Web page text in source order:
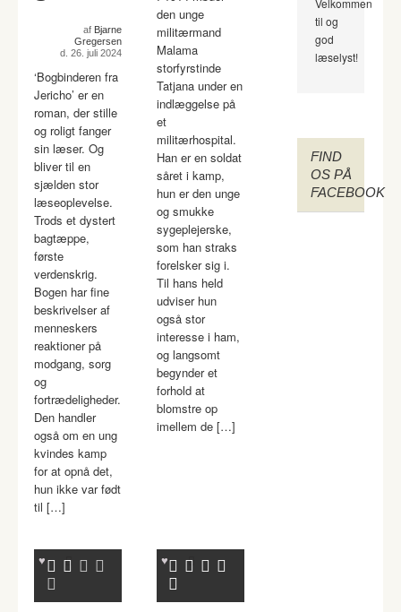
af Bjarne
Gregersen
d. 26. juli 2024
‘Bogbinderen fra
Jericho’ er en
roman, der stille
og roligt fanger
sin læser. Og
bliver til en
sjælden stor
læseoplevelse.
Trods et dystert
bagtæppe,
første
verdenskrig.
Bogen har fine
beskrivelser af
menneskers
reaktioner på
modgang, sorg
og
fortrædeligheder.
Den handler
også om en ung
kvindes kamp
for at opnå det,
hun ikke var født
til […]
den unge
militærmand
Malama
storfyrstinde
Tatjana under en
indlæggelse på
et
militærhospital.
Han er en soldat
såret i kamp,
hun er den unge
og smukke
sygeplejerske,
som han straks
forelsker sig i.
Til hans held
udviser hun
også stor
interesse i ham,
og langsomt
begynder et
forhold at
blomstre op
imellem de […]
til og
god
læselyst!
FIND
OS PÅ
FACEBOOK